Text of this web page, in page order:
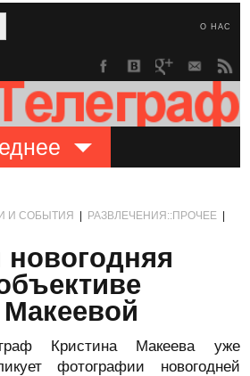
О НАС
И СОБЫТИЯ РАЗВЛЕЧЕНИЯ::ПРОЧЕЕ
новогодняя
Кристина Макеева уже
фотографии новогодней